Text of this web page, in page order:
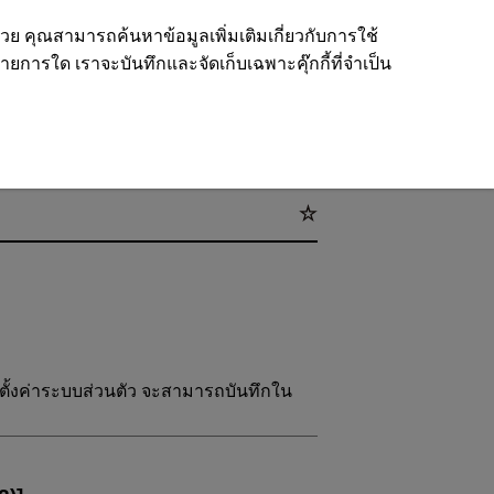
งค่าระบบส่วนตัว จะสามารถบันทึกใน
ย คุณสามารถค้นหาข้อมูลเพิ่มเติมเกี่ยวกับการใช้
ยการใด เราจะบันทึกและจัดเก็บเฉพาะคุ๊กกี้ที่จำเป็น